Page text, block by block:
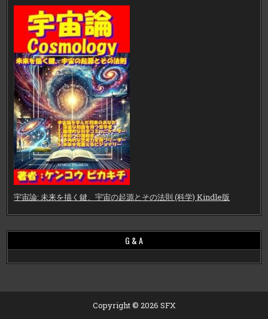
宇宙論: 未来を描く鍵、宇宙の起源とその法則 (科学) Kindle版
G & A
Copyright © 2026 SFX